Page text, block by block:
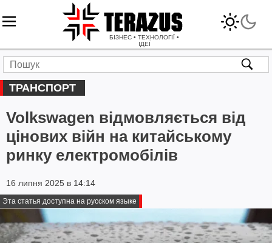
БІЗНЕС • ТЕХНОЛОГІЇ •
ІДЕЇ
ТРАНСПОРТ
Volkswagen відмовляється від
цінових війн на китайському
ринку електромобілів
16 липня 2025 в 14:14
Эта статья доступна на русском языке